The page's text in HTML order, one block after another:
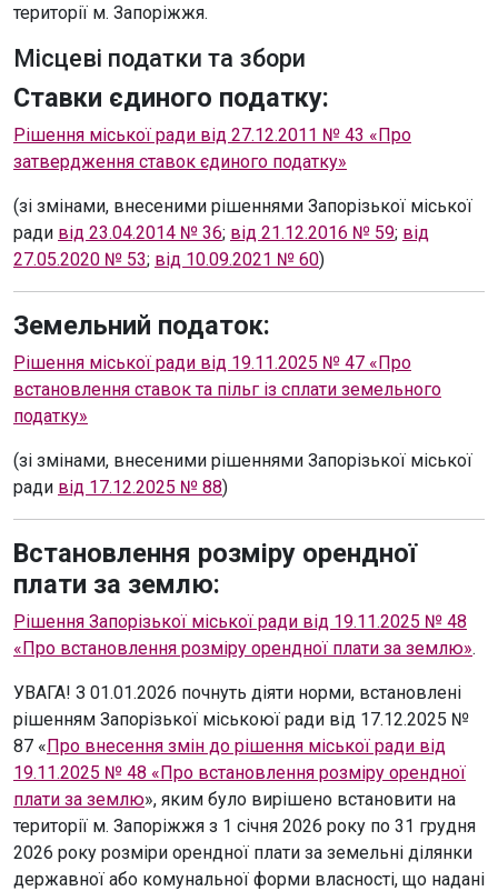
території м. Запоріжжя.
Місцеві податки та збори
Ставки єдиного податку:
Рішення міської ради від 27.12.2011 № 43 «Про
затвердження ставок єдиного податку»
(зі змінами, внесеними рішеннями Запорізької міської
ради від 23.04.2014 № 36; від 21.12.2016 № 59; від
27.05.2020 № 53; від 10.09.2021 № 60)
Земельний податок:
Рішення міської ради від 19.11.2025 № 47 «Про
встановлення ставок та пільг із сплати земельного
податку»
(зі змінами, внесеними рішеннями Запорізької міської
ради від 17.12.2025 № 88)
Встановлення розміру орендної
плати за землю:
Рішення Запорізької міської ради від 19.11.2025 № 48
«Про встановлення розміру орендної плати за землю».
УВАГА! З 01.01.2026 почнуть діяти норми, встановлені
рішенням Запорізької міськоюї ради від 17.12.2025 №
87 «Про внесення змін до рішення міської ради від
19.11.2025 № 48 «Про встановлення розміру орендної
плати за землю», яким було вирішено встановити на
території м. Запоріжжя з 1 січня 2026 року по 31 грудня
2026 року розміри орендної плати за земельні ділянки
державної або комунальної форми власності, що надані